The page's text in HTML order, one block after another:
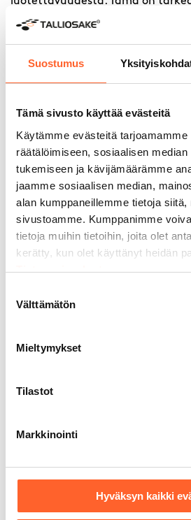
Suostumus
Tämä sivusto käyttää evästeitä
Käytämme evästeitä
räätälöimiseen, sosiaalisen
tukemiseen ja kävijämäärämme
jaamme sosiaalisen median,
alan kumppaneillemme tietoja
sivustoamme. Kumppanimme
tietoja muihin tietoihin, joita olet
kerätty, kun olet käyttänyt heidän
Tietosuojaseloste
valinta
Välttämätön
Mieltymykset
Tilastot
Markkinointi
Hyväksyn kaikki
joka harkitsee pitkäaikaista
alueella toimivat sijoittajat
yhteistyökumppanilla on vakaa
pitkä kokemus alalta.
Helsingissä
Jos etsit toimitilaa Helsingistä,
selkeyttää omat tarpeet. Kuinka
Mihin käyttötarkoitukseen?
vaatimuksia esimerkiksi
suhteen? Kun nämä kysymykset
tilan löytäminen helpottuu
Talliosake on toteuttanut
Autamme sinua löytämään
ratkaisun, olipa kyse sitten
kokonaisuus juuri sinulle vuonna